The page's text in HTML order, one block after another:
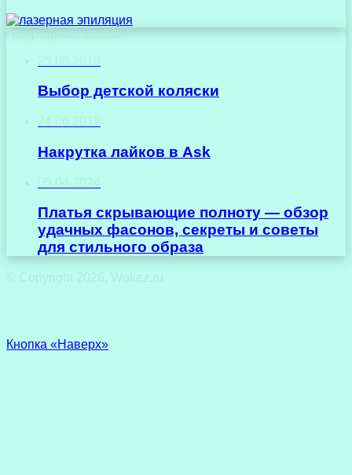
Выбор детской коляски
Накрутка лайков в Ask
Платья скрывающие полноту — обзор
удачных фасонов, секреты и советы
для стильного образа
© Copyright 2026, Wokez.ru
Кнопка «Наверх»